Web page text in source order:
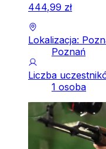
444,99 zł
Lokalizacja:
Poznań
Liczba
1 osoba